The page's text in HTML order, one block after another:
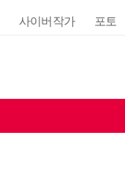
사이버작가 포토